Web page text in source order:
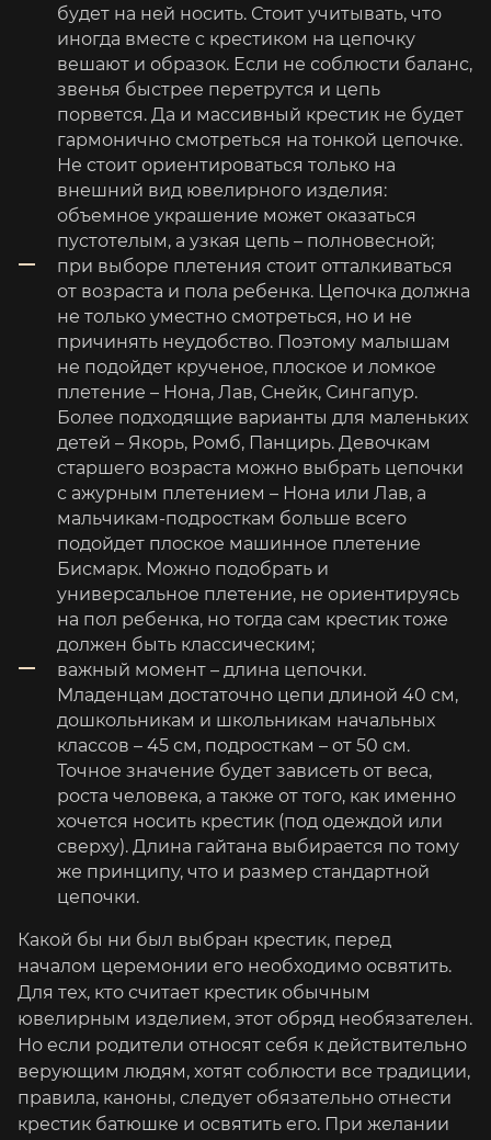
будет на ней носить. Стоит учитывать, что
иногда вместе с крестиком на цепочку
вешают и образок. Если не соблюсти баланс,
звенья быстрее перетрутся и цепь
порвется. Да и массивный крестик не будет
гармонично смотреться на тонкой цепочке.
Не стоит ориентироваться только на
внешний вид ювелирного изделия:
объемное украшение может оказаться
пустотелым, а узкая цепь – полновесной;
при выборе плетения стоит отталкиваться
от возраста и пола ребенка. Цепочка должна
не только уместно смотреться, но и не
причинять неудобство. Поэтому малышам
не подойдет крученое, плоское и ломкое
плетение – Нона, Лав, Снейк, Сингапур.
Более подходящие варианты для маленьких
детей – Якорь, Ромб, Панцирь. Девочкам
старшего возраста можно выбрать цепочки
с ажурным плетением – Нона или Лав, а
мальчикам-подросткам больше всего
подойдет плоское машинное плетение
Бисмарк. Можно подобрать и
универсальное плетение, не ориентируясь
на пол ребенка, но тогда сам крестик тоже
должен быть классическим;
важный момент – длина цепочки.
Младенцам достаточно цепи длиной 40 см,
дошкольникам и школьникам начальных
классов – 45 см, подросткам – от 50 см.
Точное значение будет зависеть от веса,
роста человека, а также от того, как именно
хочется носить крестик (под одеждой или
сверху). Длина гайтана выбирается по тому
же принципу, что и размер стандартной
цепочки.
Какой бы ни был выбран крестик, перед
началом церемонии его необходимо освятить.
Для тех, кто считает крестик обычным
ювелирным изделием, этот обряд необязателен.
Но если родители относят себя к действительно
верующим людям, хотят соблюсти все традиции,
правила, каноны, следует обязательно отнести
крестик батюшке и освятить его. При желании